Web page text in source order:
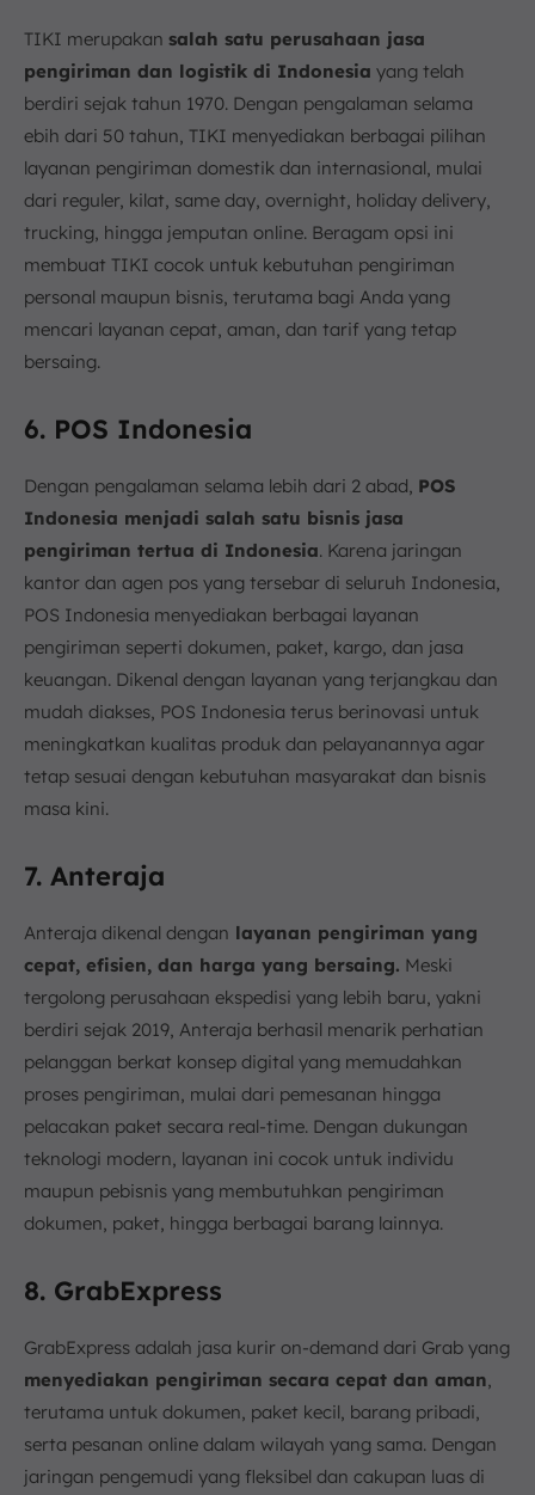
TIKI merupakan salah satu perusahaan jasa
pengiriman dan logistik di Indonesia yang telah
berdiri sejak tahun 1970. Dengan pengalaman selama
ebih dari 50 tahun, TIKI menyediakan berbagai pilihan
layanan pengiriman domestik dan internasional, mulai
dari reguler, kilat, same day, overnight, holiday delivery,
trucking, hingga jemputan online. Beragam opsi ini
membuat TIKI cocok untuk kebutuhan pengiriman
personal maupun bisnis, terutama bagi Anda yang
mencari layanan cepat, aman, dan tarif yang tetap
bersaing.
6. POS Indonesia
Dengan pengalaman selama lebih dari 2 abad, POS
Indonesia menjadi salah satu bisnis jasa
pengiriman tertua di Indonesia. Karena jaringan
kantor dan agen pos yang tersebar di seluruh Indonesia,
POS Indonesia menyediakan berbagai layanan
pengiriman seperti dokumen, paket, kargo, dan jasa
keuangan. Dikenal dengan layanan yang terjangkau dan
mudah diakses, POS Indonesia terus berinovasi untuk
meningkatkan kualitas produk dan pelayanannya agar
tetap sesuai dengan kebutuhan masyarakat dan bisnis
masa kini.
7. Anteraja
Anteraja dikenal dengan layanan pengiriman yang
cepat, efisien, dan harga yang bersaing. Meski
tergolong perusahaan ekspedisi yang lebih baru, yakni
berdiri sejak 2019, Anteraja berhasil menarik perhatian
pelanggan berkat konsep digital yang memudahkan
proses pengiriman, mulai dari pemesanan hingga
pelacakan paket secara real-time. Dengan dukungan
teknologi modern, layanan ini cocok untuk individu
maupun pebisnis yang membutuhkan pengiriman
dokumen, paket, hingga berbagai barang lainnya.
8. GrabExpress
GrabExpress adalah jasa kurir on-demand dari Grab yang
menyediakan pengiriman secara cepat dan aman
terutama untuk dokumen, paket kecil, barang pribadi,
serta pesanan online dalam wilayah yang sama. Dengan
jaringan pengemudi yang fleksibel dan cakupan luas di